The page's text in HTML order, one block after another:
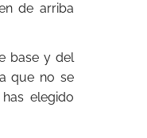
de arriba
base y del
que no se
elegido